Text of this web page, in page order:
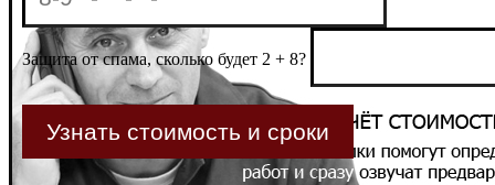
Защита от спама, сколько будет 2 + 8?